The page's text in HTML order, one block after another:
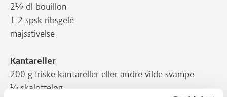
2½ dl bouillon
1-2 spsk ribsgelé
majsstivelse
Kantareller
200 g friske kantareller eller andre vilde svampe
½ skalotteløg